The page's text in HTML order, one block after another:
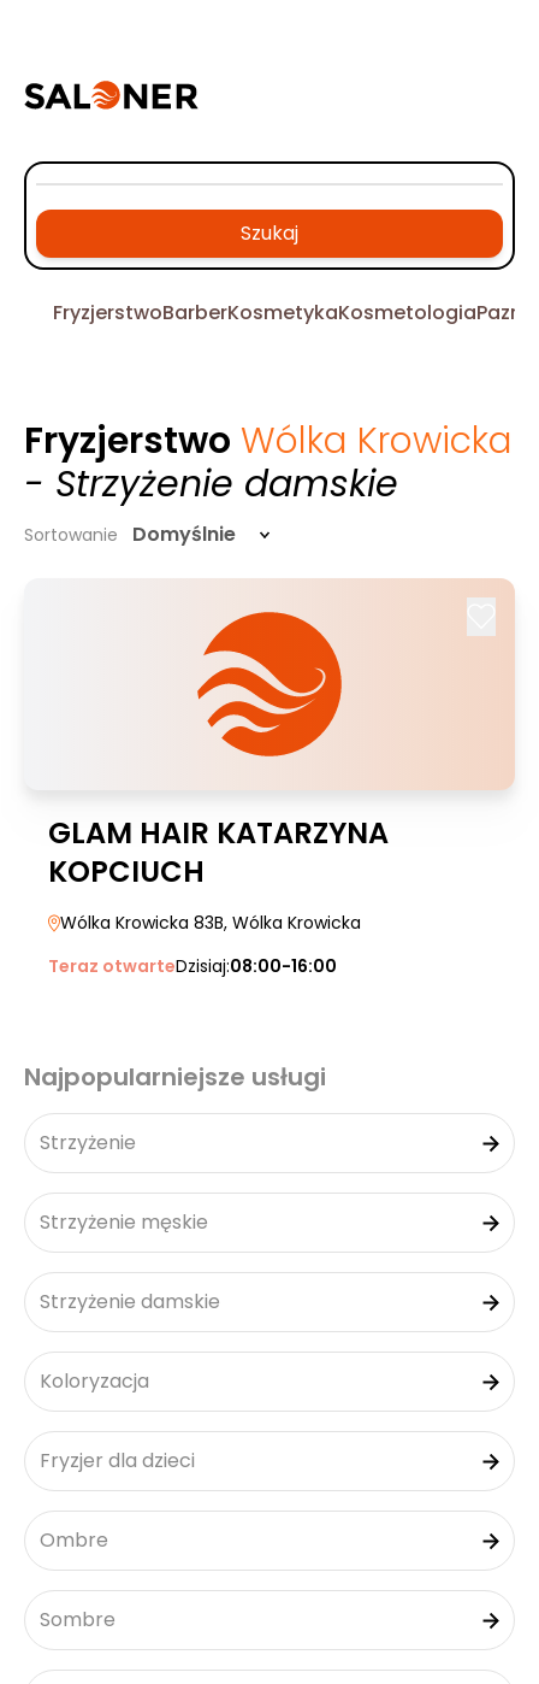
Szukaj
FryzjerstwoBarberKosmetykaKosmetologia
Fryzjerstwo Wólka Krowicka
- Strzyżenie damskie
Sortowanie Domyślnie
GLAM HAIR KATARZYNA
KOPCIUCH
Wólka Krowicka 83B, Wólka Krowicka
Teraz otwarteDzisiaj:08:00-16:00
Najpopularniejsze usługi
Strzyżenie
Strzyżenie męskie
Strzyżenie damskie
Koloryzacja
Fryzjer dla dzieci
Ombre
Sombre